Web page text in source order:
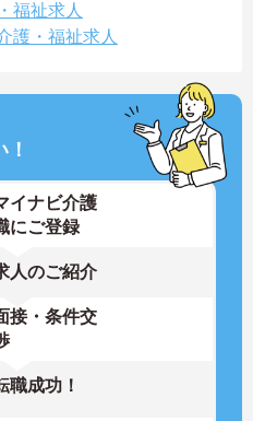
福祉求人
護・福祉求人
イナビ介護
にご登録
人のご紹介
接・条件交
職成功！